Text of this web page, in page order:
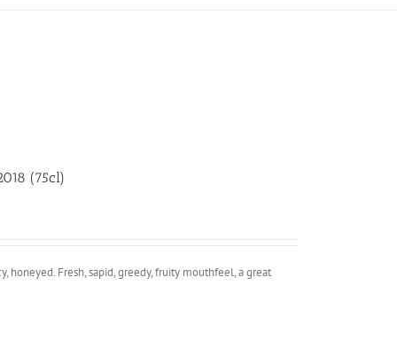
(75cl)
honeyed. Fresh, sapid, greedy, fruity mouthfeel, a great